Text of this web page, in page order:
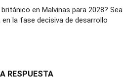
en Malvinas para 2028? Sea
la fase decisiva de desarrollo
RESPUESTA